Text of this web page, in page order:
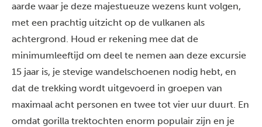
aarde waar je deze majestueuze wezens kunt volgen,
met een prachtig uitzicht op de vulkanen als
achtergrond. Houd er rekening mee dat de
minimumleeftijd om deel te nemen aan deze excursie
15 jaar is, je stevige wandelschoenen nodig hebt, en
dat de trekking wordt uitgevoerd in groepen van
maximaal acht personen en twee tot vier uur duurt. En
omdat gorilla trektochten enorm populair zijn en je